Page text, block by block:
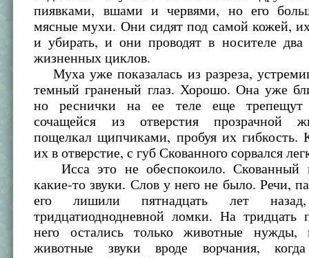
пиявками, вшами и червями, но его
мясные мухи. Они сидят под самой кожей, их
и убирать, и они проводят в носителе два
жизненных циклов.
Муха уже показалась из разреза,
темный граненый глаз. Хорошо. Она уже
но реснички на ее теле еще
сочащейся из отверстия прозрачной
пощелкал щипчиками, пробуя их гибкость.
их в отверстие, с губ Скованного сорвался
Исса это не обеспокоило. Скованный
какие-то звуки. Слов у него не было. Речи,
его лишили пятнадцать лет
тридцатиоднодневной ломки. На тридцать
него остались только животные
животные звуки вроде ворчания,